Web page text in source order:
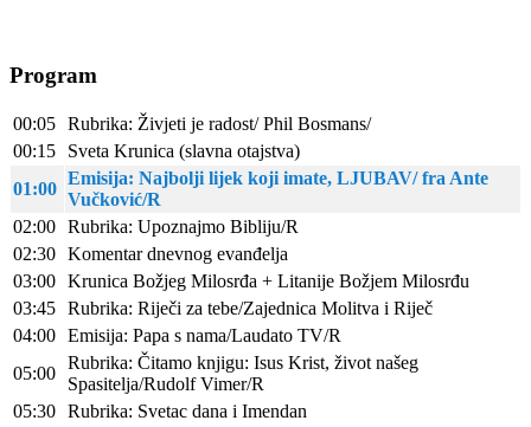
Program
00:05 Rubrika: Živjeti je radost/ Phil Bosmans/
00:15
Sveta Krunica (slavna otajstva)
01:00
Emisija: Najbolji lijek koji imate, LJUBAV/ fra Ante
Vučković/R
02:00 Rubrika: Upoznajmo Bibliju/R
02:30 Komentar dnevnog evanđelja
03:00 Krunica Božjeg Milosrđa + Litanije Božjem Milosrđu
03:45 Rubrika: Riječi za tebe/Zajednica Molitva i Riječ
04:00 Emisija: Papa s nama/Laudato TV/R
05:00
Rubrika: Čitamo knjigu: Isus Krist, život našeg
Spasitelja/Rudolf Vimer/R
05:30 Rubrika: Svetac dana i Imendan